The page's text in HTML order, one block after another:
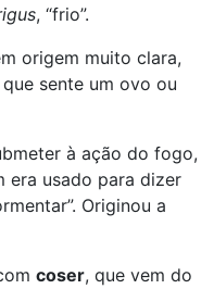
, “frio”.
origem muito clara,
sente um ovo ou
à ação do fogo,
era usado para dizer
Originou a
coser, que vem do